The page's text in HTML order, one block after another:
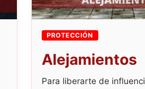
PROTECCIÓN
Alejamientos
Para liberarte de